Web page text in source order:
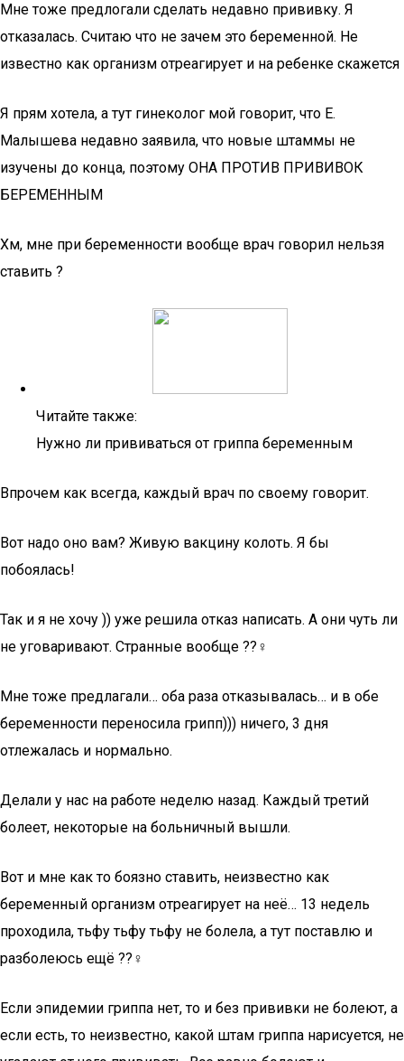
Мне тоже предлогали сделать недавно прививку. Я
отказалась. Считаю что не зачем это беременной. Не
известно как организм отреагирует и на ребенке скажется
Я прям хотела, а тут гинеколог мой говорит, что Е.
Малышева недавно заявила, что новые штаммы не
изучены до конца, поэтому ОНА ПРОТИВ ПРИВИВОК
БЕРЕМЕННЫМ
Хм, мне при беременности вообще врач говорил нельзя
ставить ?
Читайте также:
Нужно ли прививаться от гриппа беременным
Впрочем как всегда, каждый врач по своему говорит.
Вот надо оно вам? Живую вакцину колоть. Я бы
побоялась!
Так и я не хочу )) уже решила отказ написать. А они чуть ли
не уговаривают. Странные вообще ??♀️
Мне тоже предлагали… оба раза отказывалась… и в обе
беременности переносила грипп))) ничего, 3 дня
отлежалась и нормально.
Делали у нас на работе неделю назад. Каждый третий
болеет, некоторые на больничный вышли.
Вот и мне как то боязно ставить, неизвестно как
беременный организм отреагирует на неё… 13 недель
проходила, тьфу тьфу тьфу не болела, а тут поставлю и
разболеюсь ещё ??♀️
Если эпидемии гриппа нет, то и без прививки не болеют, а
если есть, то неизвестно, какой штам гриппа нарисуется, не